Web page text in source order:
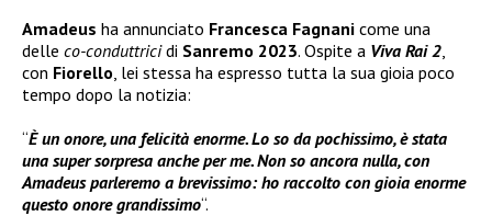
Amadeus ha annunciato Francesca Fagnani come una
delle co-conduttricidi Sanremo 2023. Ospite a Viva Rai 2
con Fiorello , lei stessa ha espresso tutta la sua gioia poco
tempo dopo la notizia:
“È un onore, una felicità enorme. Lo so da pochissimo, è stata
una super sorpresa anche per me. Non so ancora nulla, con
Amadeus parleremo a brevissimo: ho raccolto con gioia enorme
questo onore grandissimo“.